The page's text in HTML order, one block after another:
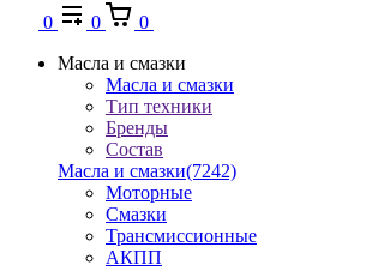
0 0
0
Масла и смазки
Масла и смазки
Тип техники
Бренды
Состав
Масла и смазки(7242)
Моторные
Смазки
Трансмиссионные
АКПП